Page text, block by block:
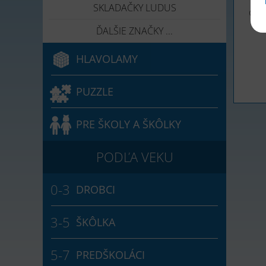
SKLADAČKY LUDUS
ĎALŠIE ZNAČKY ...
HLAVOLAMY
PUZZLE
PRE ŠKOLY A ŠKÔLKY
DROBCI
ŠKÔLKA
PREDŠKOLÁCI